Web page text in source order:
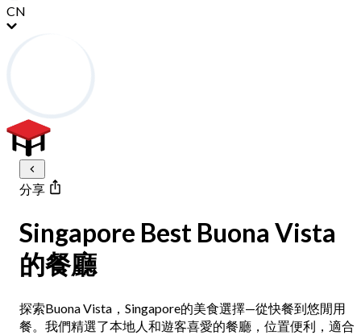
CN
分享
Singapore Best Buona Vista
的餐廳
探索Buona Vista，Singapore的美食選擇—從快餐到悠閒用
餐。我們精選了本地人和遊客喜愛的餐廳，位置便利，適合